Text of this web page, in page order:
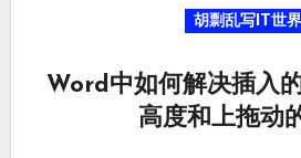
胡剽乱写IT世界
Word中如何解决插入
高度和上拖动